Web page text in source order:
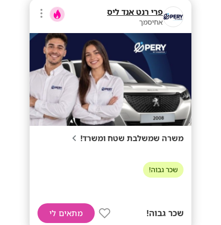
פרי רנט אנד ליס
אחיסמך
משרה שמשלבת שטח ומשרד!
שכר גבוה!
שכר גבוה! מתאים לי